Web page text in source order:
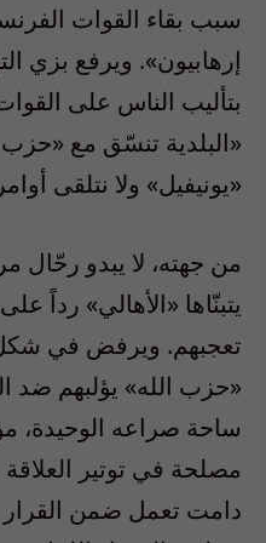
سبب بقاء القوات
إرهابيون». ويرفع بزي
بتأليب الناس على
«البلدية تنسّق مع
«يونيفيل» ولا نتلقى
من جهته، لا يبدو رحّال
يتبنّاها «الأهالي» رداً
تعجبهم. ويرفض في شكل
«حزب الله» يؤلبهم ضد
ساحة صراعه الوحيدة،
مصلحة في توتير